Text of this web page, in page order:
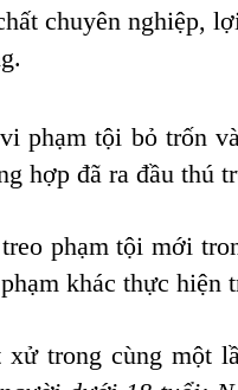
chuyên nghiệp,
phạm tội bỏ trốn
hợp đã ra đầu thú
phạm tội mới
khác thực hiện
trong cùng một